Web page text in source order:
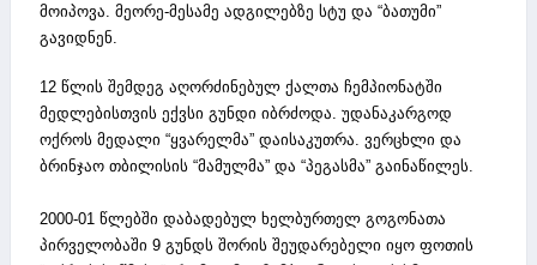
მოიპოვა. მეორე-მესამე ადგილებზე სტუ და “ბათუმი”
გავიდნენ.
12 წლის შემდეგ აღორძინებულ ქალთა ჩემპიონატში
მედლებისთვის ექვსი გუნდი იბრძოდა. უდანაკარგოდ
ოქროს მედალი “ყვარელმა” დაისაკუთრა. ვერცხლი და
ბრინჯაო თბილისის “მამულმა” და “პეგასმა” გაინაწილეს.
2000-01 წლებში დაბადებულ ხელბურთელ გოგონათა
პირველობაში 9 გუნდს შორის შეუდარებელი იყო ფოთის